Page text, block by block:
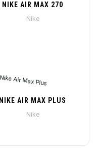
NIKE AIR MAX 270
Nike
NIKE AIR MAX PLUS
Nike